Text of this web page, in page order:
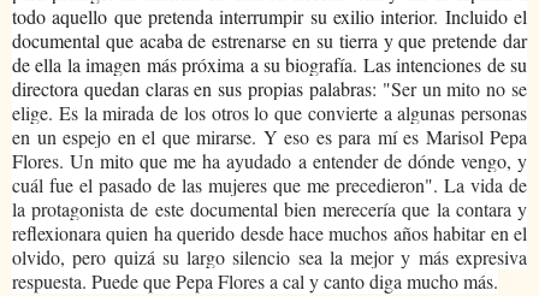
todo aquello que pretenda interrumpir su exilio interior. Incluido el
documental que acaba de estrenarse en su tierra y que pretende dar
de ella la imagen más próxima a su biografía. Las intenciones de su
directora quedan claras en sus propias palabras: "Ser un mito no se
elige. Es la mirada de los otros lo que convierte a algunas personas
en un espejo en el que mirarse. Y eso es para mí es Marisol Pepa
Flores. Un mito que me ha ayudado a entender de dónde vengo, y
cuál fue el pasado de las mujeres que me precedieron". La vida de
la protagonista de este documental bien merecería que la contara y
reflexionara quien ha querido desde hace muchos años habitar en el
olvido, pero quizá su largo silencio sea la mejor y más expresiva
respuesta. Puede que Pepa Flores a cal y canto diga mucho más.